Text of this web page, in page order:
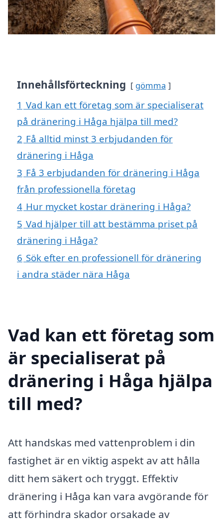
Innehållsförteckning gömma
1 Vad kan ett företag som är specialiserat
på dränering i Håga hjälpa till med?
2 Få alltid minst 3 erbjudanden för
dränering i Håga
3 Få 3 erbjudanden för dränering i Håga
från professionella företag
4 Hur mycket kostar dränering i Håga?
5 Vad hjälper till att bestämma priset på
dränering i Håga?
6 Sök efter en professionell för dränering
i andra städer nära Håga
Vad kan ett företag som
är specialiserat på
dränering i Håga hjälpa
till med?
Att handskas med vattenproblem i din
fastighet är en viktig aspekt av att hålla
ditt hem säkert och tryggt. Effektiv
dränering i Håga kan vara avgörande för
att förhindra skador orsakade av